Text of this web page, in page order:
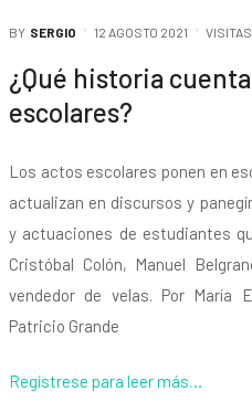
BY SERGIO 12 AGOSTO 2021
¿Qué historia
escolares?
Los actos escolares ponen en
actualizan en discursos y
y actuaciones de estudiantes
Cristóbal Colón, Manuel
vendedor de velas. Por María
Patricio Grande
Regístrese para leer más…